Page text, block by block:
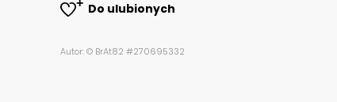
Do ulubionych
Autor: © BrAt82 #270695332